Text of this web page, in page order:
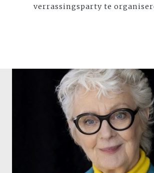
verrassingsparty te